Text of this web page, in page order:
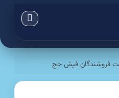
فروشندگان فیش حج